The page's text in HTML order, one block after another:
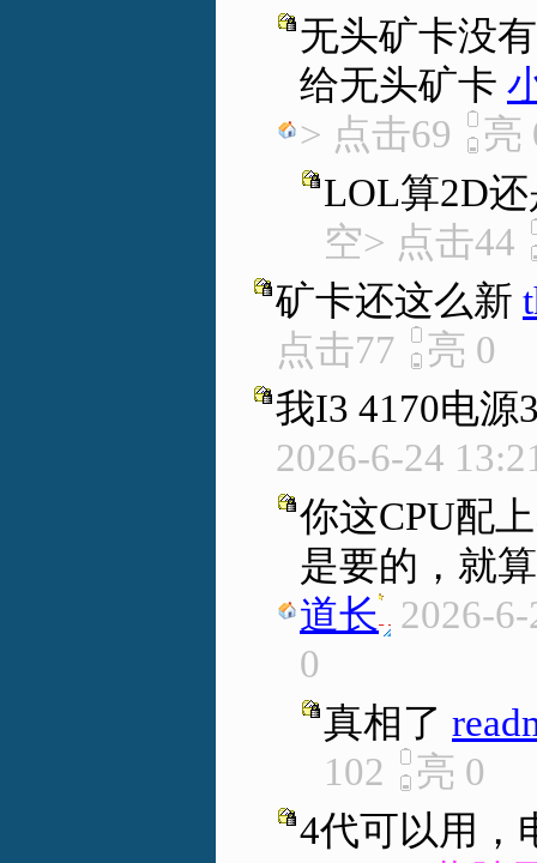
无头矿卡没
给无头矿卡
> 点击69
亮
LOL算2D
空> 点击44
矿卡还这么新
点击77
亮 0
我I3 4170电源
2026-6-24
你这CPU配
是要的，就
道长. 2026-
0
真相了
102
亮 0
4代可以用，